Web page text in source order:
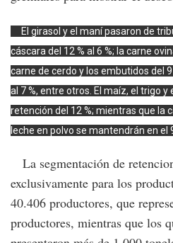
El girasol y el maní pasaron de
cáscara del 12 % al 6 %; la carne
carne de cerdo y los embutidos del 9
al 7 %, entre otros. El maíz, el trigo
retención del 12 %; mientras que la
leche en polvo se mantendrán en el
La segmentación de
exclusivamente para los
40.406 productores, que
productores, mientras que los